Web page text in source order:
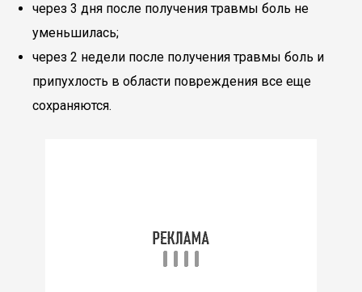
через 3 дня после получения травмы боль не
уменьшилась;
через 2 недели после получения травмы боль и
припухлость в области повреждения все еще
сохраняются.